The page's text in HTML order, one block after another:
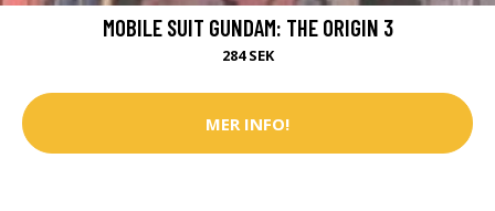
MOBILE SUIT GUNDAM: THE ORIGIN 3
284 SEK
MER INFO!